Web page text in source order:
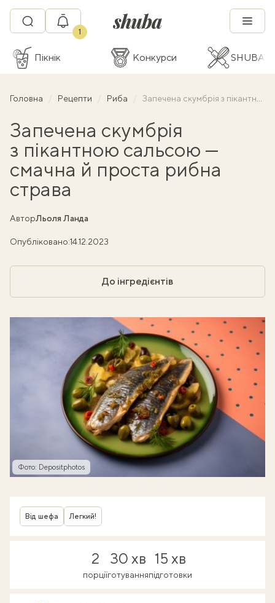
1
Пікнік Конкурси SHUBA
Головна Рецепти Риба Запечена скумбрія з пікантною сальсою — смачна й проста рибна страва
Запечена скумбрія
з пікантною сальсою —
смачна й проста рибна
страва
АвторЛьоля Ланда
Опубліковано:14.12.2023
До інгредієнтів
Фото: Depositphotos
Від шефа Легкий!
2
порції
30 хв
готування
15 хв
підготовки